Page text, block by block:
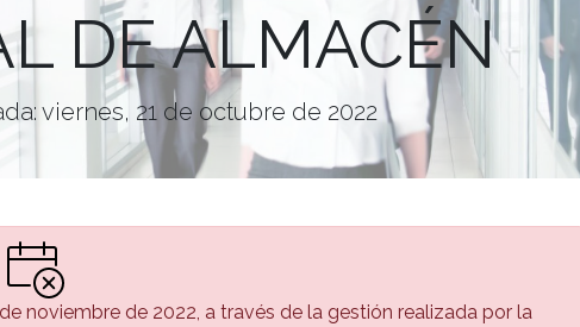
DE ALMACÉN
viernes, 21 de octubre de 2022
noviembre de 2022, a través de la gestión realizada por la